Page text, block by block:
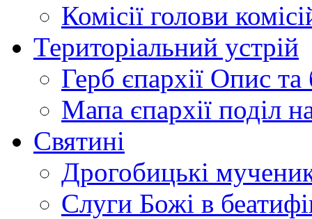
Комісії голови
Територіальний устрій
Герб єпархії Опис та
Мапа єпархії поділ
Святині
Дрогобицькі
Слуги Божі в